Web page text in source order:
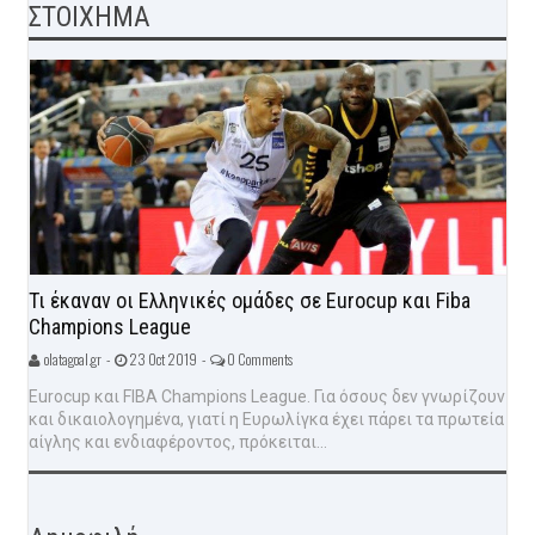
ΣΤΟΙΧΗΜΑ
Τι έκαναν οι Ελληνικές ομάδες σε Eurocup και Fiba
Champions League
olatagoal.gr - 23 Oct 2019 - 0 Comments
Eurocup και FIBA Champions League. Για όσους δεν γνωρίζουν
και δικαιολογημένα, γιατί η Ευρωλίγκα έχει πάρει τα πρωτεία
αίγλης και ενδιαφέροντος, πρόκειται...